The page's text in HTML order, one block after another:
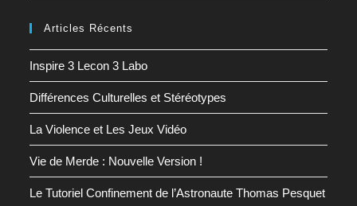
Articles Récents
Inspire 3 Lecon 3 Labo
Différences Culturelles et Stéréotypes
La Violence et Les Jeux Vidéo
Vie de Merde : Nouvelle Version !
Le Tutoriel Confinement de l’Astronaute Thomas Pesquet